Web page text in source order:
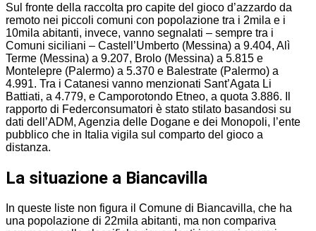
Sul fronte della raccolta pro capite del gioco d’azzardo da
remoto nei piccoli comuni con popolazione tra i 2mila e i
10mila abitanti, invece, vanno segnalati – sempre tra i
Comuni siciliani – Castell’Umberto (Messina) a 9.404, Alì
Terme (Messina) a 9.207, Brolo (Messina) a 5.815 e
Montelepre (Palermo) a 5.370 e Balestrate (Palermo) a
4.991. Tra i Catanesi vanno menzionati Sant’Agata Li
Battiati, a 4.779, e Camporotondo Etneo, a quota 3.886. Il
rapporto di Federconsumatori è stato stilato basandosi su
dati dell’ADM, Agenzia delle Dogane e dei Monopoli, l’ente
pubblico che in Italia vigila sul comparto del gioco a
distanza.
La situazione a Biancavilla
In queste liste non figura il Comune di Biancavilla, che ha
una popolazione di 22mila abitanti, ma non compariva